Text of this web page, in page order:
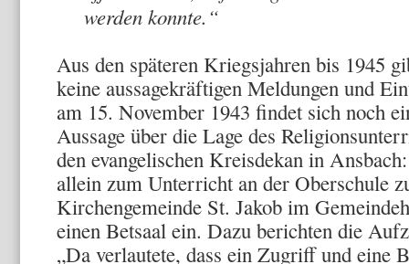
werden konnte.“
Aus den späteren Kriegsjahren bis 1945
keine aussagekräftigen Meldungen und
am 15. November 1943 findet sich noch
Aussage über die Lage des
den evangelischen Kreisdekan in
allein zum Unterricht an der Oberschule
Kirchengemeinde St. Jakob im
einen Betsaal ein. Dazu berichten die
„Da verlautete, dass ein Zugriff und eine